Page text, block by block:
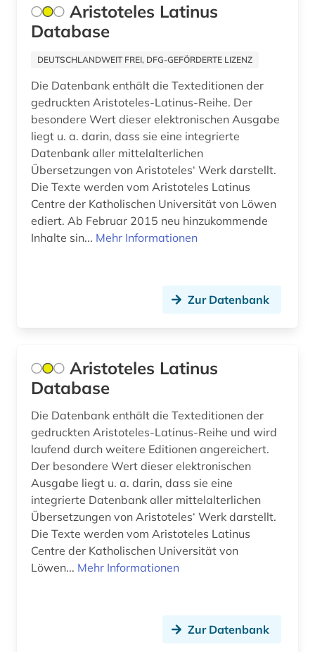
handelsrecht (1)
hebräisch (3)
heidegger, martin | philosoph; hochschullehrer;
wissenschaftler (1)
heiliger (1)
hertz, heinrich | physiker; hochschullehrer;
wissenschaftler (1)
hinduismus (2)
holocaust (1)
hongkong (1)
hugo (1)
humanismus (5)
hume (1)
iberoromanistik (1)
Aristoteles Latinus
Database
DEUTSCHLANDWEIT FREI, DFG-GEFÖRDERTE LIZENZ
Die Datenbank enthält die Texteditionen der
gedruckten Aristoteles-Latinus-Reihe. Der
besondere Wert dieser elektronischen Ausgabe
liegt u. a. darin, dass sie eine integrierte
Datenbank aller mittelalterlichen
Übersetzungen von Aristoteles‘ Werk darstellt.
Die Texte werden vom Aristoteles Latinus
Centre der Katholischen Universität von Löwen
ediert. Ab Februar 2015 neu hinzukommende
Inhalte sin... Mehr Informationen
Zur Datenbank
Aristoteles Latinus
Database
Die Datenbank enthält die Texteditionen der
gedruckten Aristoteles-Latinus-Reihe und wird
laufend durch weitere Editionen angereichert.
Der besondere Wert dieser elektronischen
Ausgabe liegt u. a. darin, dass sie eine
integrierte Datenbank aller mittelalterlichen
Übersetzungen von Aristoteles‘ Werk darstellt.
Die Texte werden vom Aristoteles Latinus
Centre der Katholischen Universität von
Löwen... Mehr Informationen
Zur Datenbank